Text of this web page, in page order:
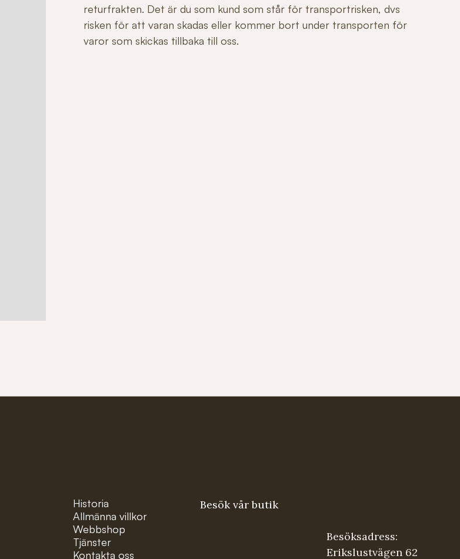
returfrakten. Det är du som kund som står för transportrisken, dvs
risken för att varan skadas eller kommer bort under transporten för
varor som skickas tillbaka till oss.
Historia
Allmänna villkor
Webbshop
Tjänster
Kontakta oss
Besök vår butik
Besöksadress:
Erikslustvägen 62